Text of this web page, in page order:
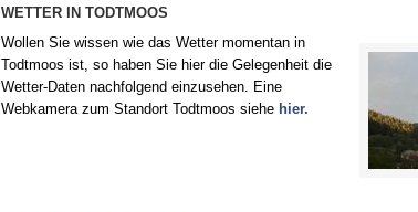
WETTER IN TODTMOOS
Wollen Sie wissen wie das Wetter momentan in
Todtmoos ist, so haben Sie hier die Gelegenheit die
Wetter-Daten nachfolgend einzusehen. Eine
Webkamera zum Standort Todtmoos siehe hier.